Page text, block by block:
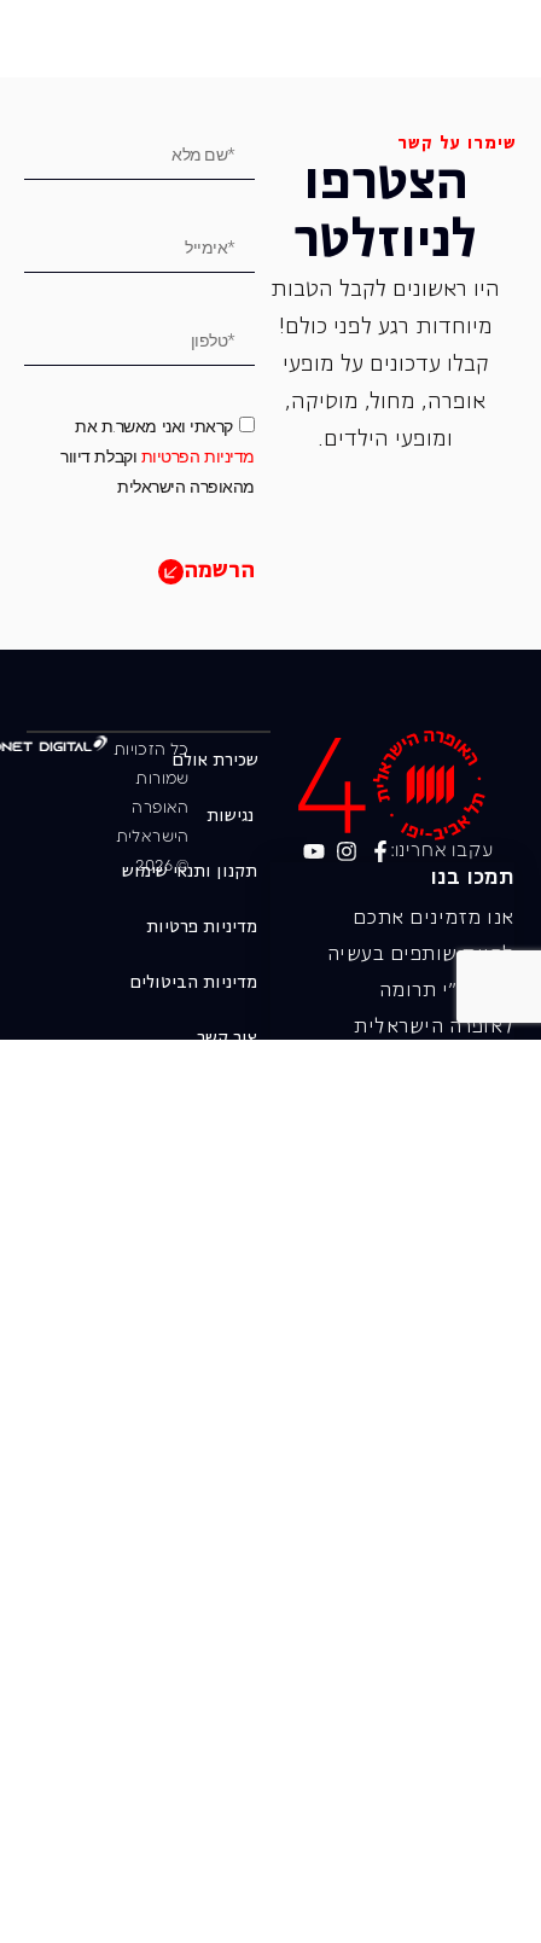
שימרו על קשר
הצטרפו
לניוזלטר
היו ראשונים לקבל הטבות
מיוחדות רגע לפני כולם!
קבלו עדכונים על מופעי
אופרה, ‏מחול, ‏מוסיקה,
ומופעי הילדים.
קראתי ואני מאשר.ת את
מדיניות הפרטיות וקבלת דיוור
מהאופרה הישראלית
הרשמה
עקבו אחרינו:
תמכו בנו
אנו מזמינים אתכם
להיות שותפים בעשיה
שלנו ע"י תרומה
לאופרה הישראלית
כל הזכויות
שמורות
האופרה
הישראלית
© 2026
שכירת אולם
נגישות
תקנון ותנאי שימוש
מדיניות פרטיות
מדיניות הביטולים
צור קשר